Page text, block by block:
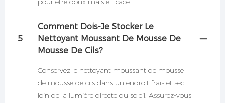
pour être doux mais efficace.
5
Comment Dois-Je Stocker Le
Nettoyant Moussant De Mousse De
Mousse De Cils?
Conservez le nettoyant moussant de mousse
de mousse de cils dans un endroit frais et sec
loin de la lumière directe du soleil. Assurez-vous